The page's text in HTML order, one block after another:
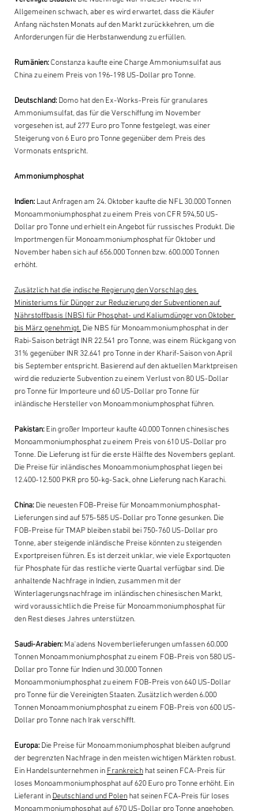
Allgemeinen schwach, aber es wird erwartet, dass die Käufer
Anfang nächsten Monats auf den Markt zurückkehren, um die
Anforderungen für die Herbstanwendung zu erfüllen.
Rumänien: Constanza kaufte eine Charge Ammoniumsulfat aus
China zu einem Preis von 196-198 US-Dollar pro Tonne.
Deutschland: Domo hat den Ex-Works-Preis für granulares
Ammoniumsulfat, das für die Verschiffung im November
vorgesehen ist, auf 277 Euro pro Tonne festgelegt, was einer
Steigerung von 6 Euro pro Tonne gegenüber dem Preis des
Vormonats entspricht.
Ammoniumphosphat
Indien: Laut Anfragen am 24. Oktober kaufte die NFL 30.000 Tonnen
Monoammoniumphosphat zu einem Preis von CFR 594,50 US-
Dollar pro Tonne und erhielt ein Angebot für russisches Produkt. Die
Importmengen für Monoammoniumphosphat für Oktober und
November haben sich auf 656.000 Tonnen bzw. 600.000 Tonnen
erhöht.
Zusätzlich hat die indische Regierung den Vorschlag des
Ministeriums für Dünger zur Reduzierung der Subventionen auf
Nährstoffbasis (NBS) für Phosphat- und Kaliumdünger von Oktober
bis März genehmigt. Die NBS für Monoammoniumphosphat in der
Rabi-Saison beträgt INR 22.541 pro Tonne, was einem Rückgang von
31% gegenüber INR 32.641 pro Tonne in der Kharif-Saison von April
bis September entspricht. Basierend auf den aktuellen Marktpreisen
wird die reduzierte Subvention zu einem Verlust von 80 US-Dollar
pro Tonne für Importeure und 60 US-Dollar pro Tonne für
inländische Hersteller von Monoammoniumphosphat führen.
Pakistan: Ein großer Importeur kaufte 40.000 Tonnen chinesisches
Monoammoniumphosphat zu einem Preis von 610 US-Dollar pro
Tonne. Die Lieferung ist für die erste Hälfte des Novembers geplant.
Die Preise für inländisches Monoammoniumphosphat liegen bei
12.400-12.500 PKR pro 50-kg-Sack, ohne Lieferung nach Karachi.
China: Die neuesten FOB-Preise für Monoammoniumphosphat-
Lieferungen sind auf 575-585 US-Dollar pro Tonne gesunken. Die
FOB-Preise für TMAP bleiben stabil bei 750-760 US-Dollar pro
Tonne, aber steigende inländische Preise könnten zu steigenden
Exportpreisen führen. Es ist derzeit unklar, wie viele Exportquoten
für Phosphate für das restliche vierte Quartal verfügbar sind. Die
anhaltende Nachfrage in Indien, zusammen mit der
Winterlagerungsnachfrage im inländischen chinesischen Markt,
wird voraussichtlich die Preise für Monoammoniumphosphat für
den Rest dieses Jahres unterstützen.
Saudi-Arabien: Ma'adens Novemberlieferungen umfassen 60.000
Tonnen Monoammoniumphosphat zu einem FOB-Preis von 580 US-
Dollar pro Tonne für Indien und 30.000 Tonnen
Monoammoniumphosphat zu einem FOB-Preis von 640 US-Dollar
pro Tonne für die Vereinigten Staaten. Zusätzlich werden 6.000
Tonnen Monoammoniumphosphat zu einem FOB-Preis von 600 US-
Dollar pro Tonne nach Irak verschifft.
Europa: Die Preise für Monoammoniumphosphat bleiben aufgrund
der begrenzten Nachfrage in den meisten wichtigen Märkten robust.
Ein Handelsunternehmen in Frankreich hat seinen FCA-Preis für
loses Monoammoniumphosphat auf 620 Euro pro Tonne erhöht. Ein
Lieferant in Deutschland und Polen hat seinen FCA-Preis für loses